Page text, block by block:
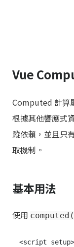
Vue
Computed 計算
根據其他響應式
蹤依賴，並且只
取機制。
基本用法
使用